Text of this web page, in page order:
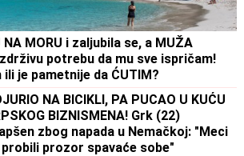
NA MORU i zaljubila se, a MUŽA
potrebu da mu sve ispričam!
je pametnije da ĆUTIM?
NA BICIKLI, PA PUCAO U KUĆU
BIZNISMENA! Grk (22)
zbog napada u Nemačkoj: "Meci
probili prozor spavaće sobe"